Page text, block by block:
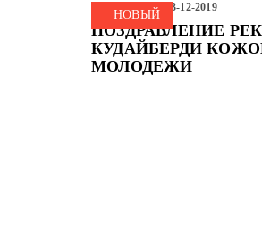
НОВЫЙ
9109 11:47 03-12-2019
ПОЗДРАВЛЕНИЕ
КУДАЙБЕРДИ
МОЛОДЕЖИ